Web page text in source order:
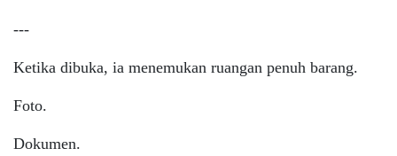
---
Ketika dibuka, ia menemukan ruangan penuh barang.
Foto.
Dokumen.